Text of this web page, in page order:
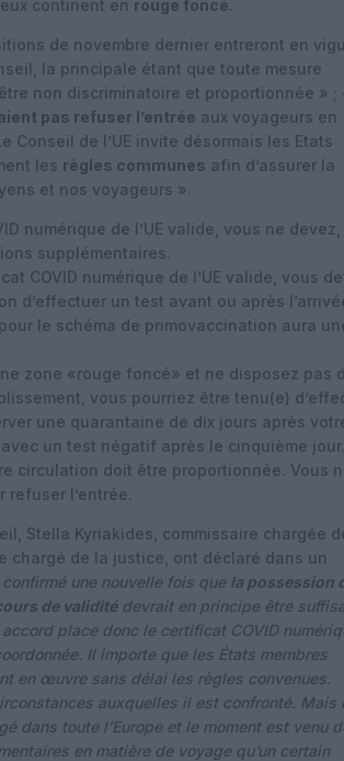
continent en rouge foncé.
de novembre dernier entreront en
la principale étant que toute mesure
non discriminatoire et proportionnée » ;
pas refuser l’entrée aux voyageurs en
Conseil de l’UE invite désormais les Etats
les règles communes afin d’assurer la
et nos voyageurs ».
numérique de l’UE valide, vous ne devez,
supplémentaires.
COVID numérique de l’UE valide, vous
d’effectuer un test avant ou après
le schéma de primovaccination aura
zone «rouge foncé» et ne disposez pas
vous pourriez être tenu(e)
une quarantaine de dix jours après
un test négatif après le cinquième jour.
circulation doit être proportionnée. Vous
refuser l’entrée.
Stella Kyriakides, commissaire chargée
chargé de la justice, ont déclaré dans un
une nouvelle fois que la possession
de validitédevrait en principe être
place donc le certificat COVID
Il importe que les États membres
en œuvre sans délai les règles convenues.
auxquelles il est confronté. Mais
dans toute l’Europe et le moment est venu
en matière de voyage qu’un certain